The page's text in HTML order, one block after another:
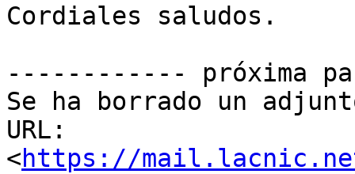
Cordiales saludos.
------------ próxima
Se ha borrado un
URL:
<https://mail.lacnic.net/